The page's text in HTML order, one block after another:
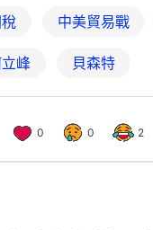
中美貿易戰
峰 貝森特
0 0 2